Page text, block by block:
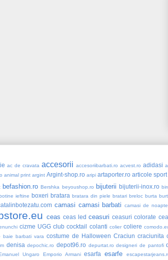
ac de cravata accesorii accesoriibarbati.ro acvest.ro adidasi
animal print argint Argint-shop.ro aripi artaporter.ro articole sport
befashion.ro Bershka beyoushop.ro bijuterii bijuterii-inox.ro
ieftine boxeri bratara bratara din piele bratari breloc burta
camasi camasi barbati camasi de noapte
ceas ceas led ceasuri ceasuri colorate
cizme UGG club cocktail colanti colier coliere
baie barbati vara costume de Halloween Craciun craciunita
denisa depochic.ro depot96.ro depurtat.ro designeri de pantofi
Ungaro Emporio Armani esarfa esarfe